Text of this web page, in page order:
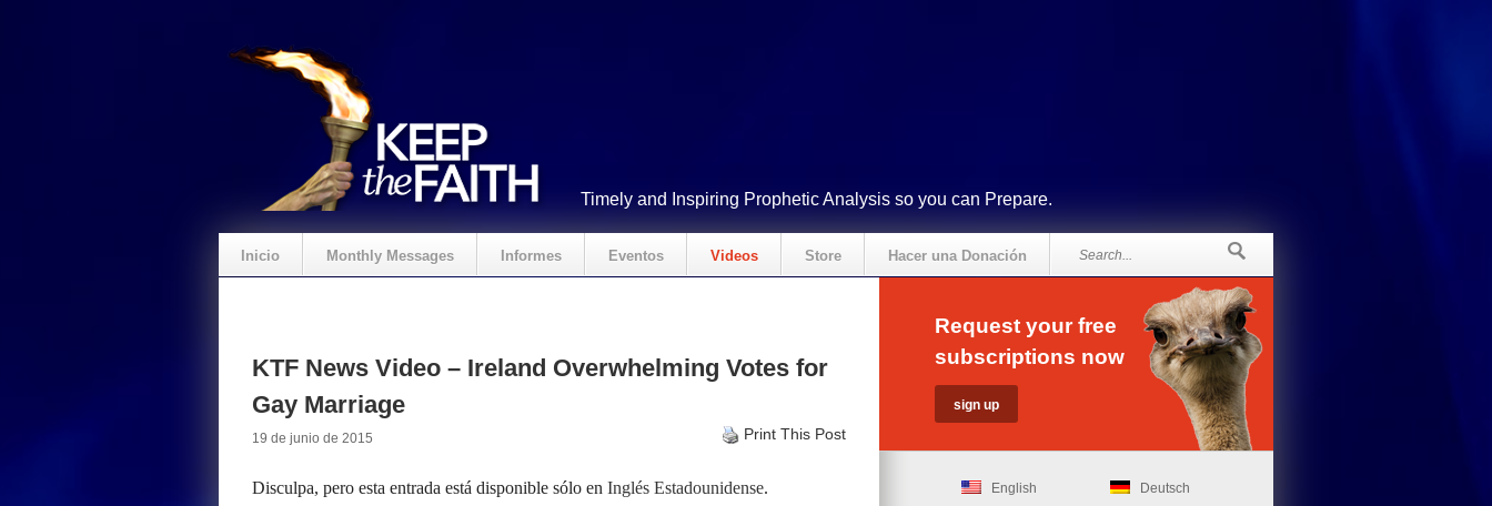
Timely and Inspiring Prophetic Analysis so you can Prepare.
Inicio Monthly Messages Informes Eventos Videos Store Hacer una Donación
KTF News Video – Ireland Overwhelming Votes for
Gay Marriage
19 de junio de 2015 Print This Post
Disculpa, pero esta entrada está disponible sólo en Inglés Estadounidense.
Request your free
subscriptions now
English Deutsch